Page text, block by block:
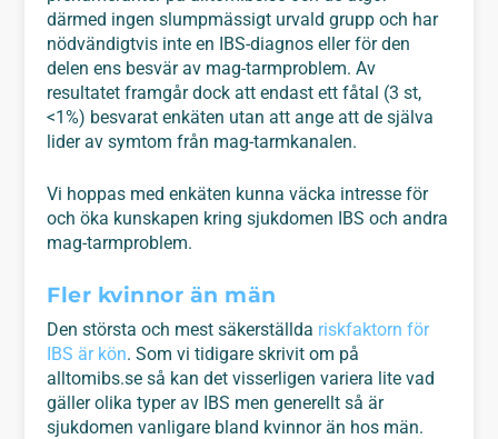
därmed ingen slumpmässigt urvald grupp och har
nödvändigtvis inte en IBS-diagnos eller för den
delen ens besvär av mag-tarmproblem. Av
resultatet framgår dock att endast ett fåtal (3 st,
<1%) besvarat enkäten utan att ange att de själva
lider av symtom från mag-tarmkanalen.
Vi hoppas med enkäten kunna väcka intresse för
och öka kunskapen kring sjukdomen IBS och andra
mag-tarmproblem.
Fler kvinnor än män
Den största och mest säkerställda riskfaktorn för
IBS är kön. Som vi tidigare skrivit om på
alltomibs.se så kan det visserligen variera lite vad
gäller olika typer av IBS men generellt så är
sjukdomen vanligare bland kvinnor än hos män.